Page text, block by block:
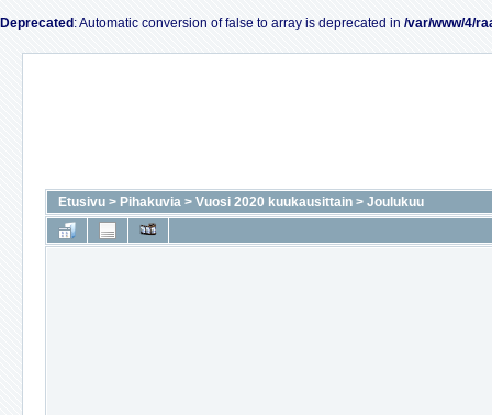
Deprecated : Automatic conversion of false to array is deprecated in /var/www/4/
Etusivu > Pihakuvia > Vuosi 2020 kuukausittain > Joulukuu